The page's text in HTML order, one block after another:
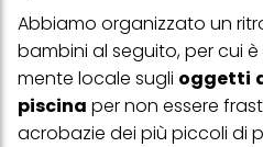
Abbiamo organizzato un
bambini al seguito, per cui
mente locale sugli oggetti
piscina per non essere
acrobazie dei più piccoli di